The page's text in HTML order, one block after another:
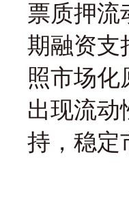
票质押流
期融资支
照市场化
出现流动
持，稳定